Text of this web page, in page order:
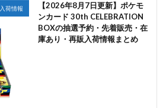
入荷情報
【2026年8月7日更新】ポケモ
ンカード 30th CELEBRATION
BOXの抽選予約・先着販売・在
庫あり・再販入荷情報まとめ